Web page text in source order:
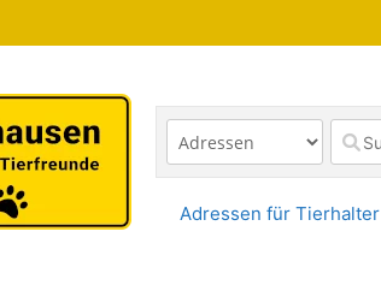
Adressen für Tierhalter